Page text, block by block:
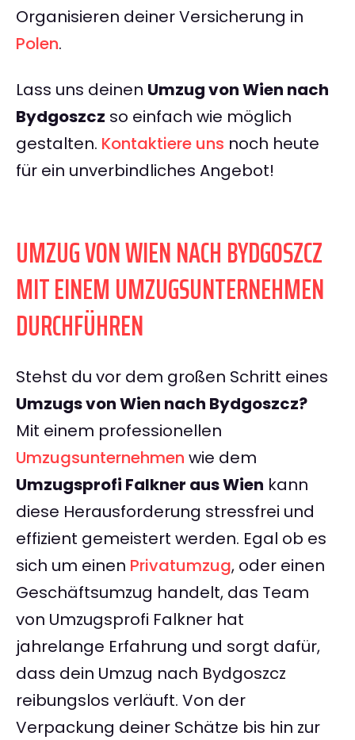
Organisieren deiner Versicherung in
Polen.
Lass uns deinen Umzug von Wien nach
Bydgoszcz so einfach wie möglich
gestalten. Kontaktiere uns noch heute
für ein unverbindliches Angebot!
UMZUG VON WIEN NACH BYDGOSZCZ
MIT EINEM UMZUGSUNTERNEHMEN
DURCHFÜHREN
Stehst du vor dem großen Schritt eines
Umzugs von Wien nach Bydgoszcz?
Mit einem professionellen
Umzugsunternehmen wie dem
Umzugsprofi Falkner aus Wien kann
diese Herausforderung stressfrei und
effizient gemeistert werden. Egal ob es
sich um einen Privatumzug, oder einen
Geschäftsumzug handelt, das Team
von Umzugsprofi Falkner hat
jahrelange Erfahrung und sorgt dafür,
dass dein Umzug nach Bydgoszcz
reibungslos verläuft. Von der
Verpackung deiner Schätze bis hin zur